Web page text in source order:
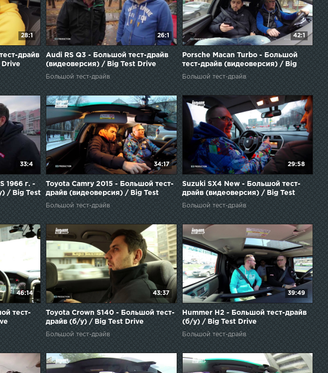
28:1
драйв
Drive
26:1
Audi RS Q3 - Большой тест-драйв
(видеоверсия) / Big Test Drive
Большой тест-драйв
42:1
Porsche Macan Turbo - Большой
тест-драйв (видеоверсия) / Big
Test Drive
Большой тест-драйв
33:4
1966 г. -
/ Big Test
34:17
Toyota Camry 2015 - Большой тест-
драйв (видеоверсия) / Big Test
Drive
Большой тест-драйв
29:58
Suzuki SX4 New - Большой тест-
драйв (видеоверсия) / Big Test
Drive
Большой тест-драйв
46:14
тест-
43:37
Toyota Crown S140 - Большой тест-
драйв (б/у) / Big Test Drive
Большой тест-драйв
39:49
Hummer H2 - Большой тест-драйв
(б/у) / Big Test Drive
Большой тест-драйв